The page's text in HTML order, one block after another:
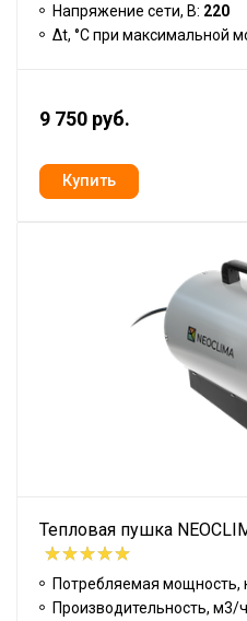
Напряжение сети, В: 220
Δt, °C при максимальной
9 750 руб.
Тепловая пушка
Потребляемая мощность,
Производительность, м3/